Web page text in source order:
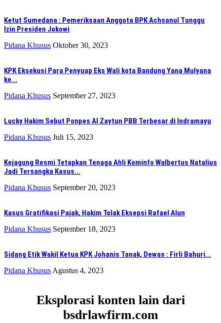
Ketut Sumedana : Pemeriksaan Anggota BPK Achsanul Tunggu
Izin Presiden Jokowi
Pidana Khusus Oktober 30, 2023
KPK Eksekusi Para Penyuap Eks Wali kota Bandung Yana Mulyana
ke...
Pidana Khusus September 27, 2023
Lucky Hakim Sebut Ponpes Al Zaytun PBB Terbesar di Indramayu
Pidana Khusus Juli 15, 2023
Kejagung Resmi Tetapkan Tenaga Ahli Kominfo Walbertus Natalius
Jadi Tersangka Kasus...
Pidana Khusus September 20, 2023
Kasus Gratifikasi Pajak, Hakim Tolak Eksepsi Rafael Alun
Pidana Khusus September 18, 2023
Sidang Etik Wakil Ketua KPK Johanis Tanak, Dewas : Firli Bahuri...
Pidana Khusus Agustus 4, 2023
Eksplorasi konten lain dari
bsdrlawfirm.com